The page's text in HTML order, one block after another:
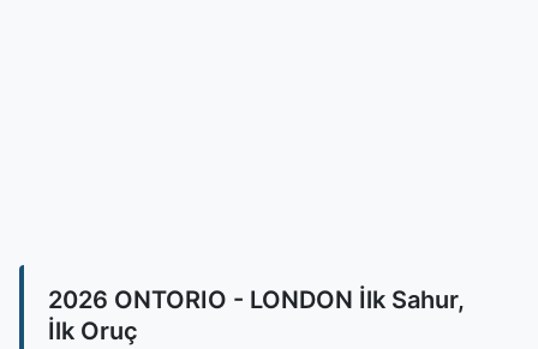
2026 ONTORIO - LONDON İlk Sahur,
İlk Oruç